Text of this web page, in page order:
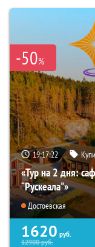
-50%
19:17:21
«Тур на 2 дня:
“Рускеала"»
Достоевская
1620 руб.
12900руб.